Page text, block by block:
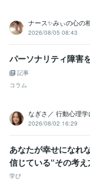
受賞歴
☆令和版　美容室攻
法」
か嫌われる人
いや 電話相談で「選
PowerDirector:10年
ナース✨みぃの心の
2026/08/05 08:43
パーソナリティ障害
記事
コラム
なぎさ／ 行動心理
2026/08/02 16:29
あなたが幸せになれ
信じている“その考え
学び